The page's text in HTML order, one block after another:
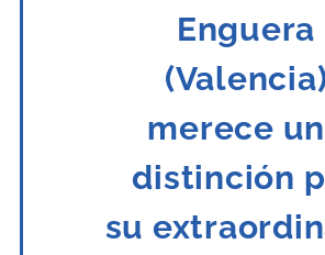
Enguera
merece
distinción
su